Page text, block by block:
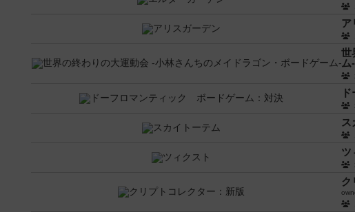
ア
世
ム-
ス
ツ
ク